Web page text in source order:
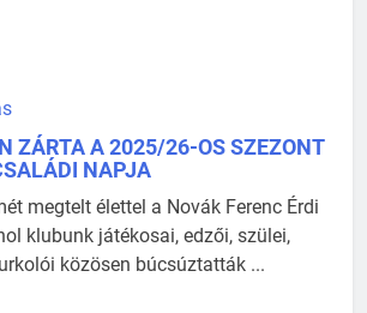
ZÁRTA A 2025/26-OS SZEZONT
NAPJA
megtelt élettel a Novák Ferenc Érdi
klubunk játékosai, edzői, szülei,
közösen búcsúztatták ...